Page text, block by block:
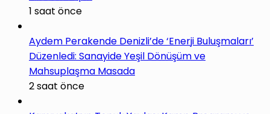
1 saat önce
Aydem Perakende Denizli’de ‘Enerji Buluşmaları’
Düzenledi: Sanayide Yeşil Dönüşüm ve
Mahsuplaşma Masada
2 saat önce